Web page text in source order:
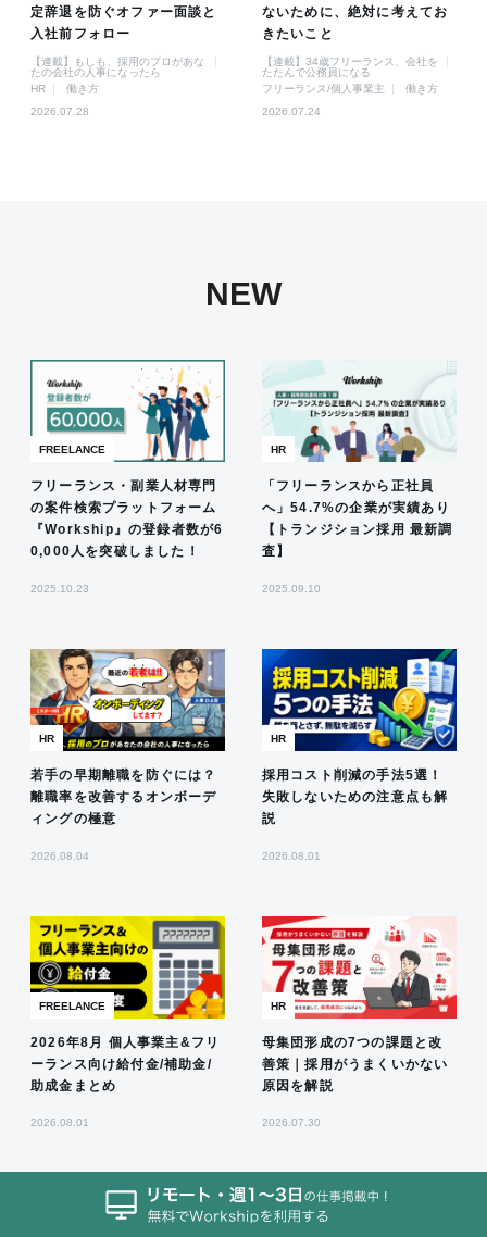
定辞退を防ぐオファー面談と
入社前フォロー
【連載】もしも、採用のプロがあな
たの会社の人事になったら
HR
働き方
2026.07.28
ないために、絶対に考えてお
きたいこと
【連載】34歳フリーランス、会社を
たたんで公務員になる
フリーランス/個人事業主
働き方
2026.07.24
NEW
FREELANCE
フリーランス・副業人材専門
の案件検索プラットフォーム
『Workship』の登録者数が6
0,000人を突破しました！
2025.10.23
HR
「フリーランスから正社員
へ」54.7%の企業が実績あり
【トランジション採用 最新調
査】
2025.09.10
HR
若手の早期離職を防ぐには？
離職率を改善するオンボーデ
ィングの極意
2026.08.04
HR
採用コスト削減の手法5選！
失敗しないための注意点も解
説
2026.08.01
FREELANCE
2026年8月 個人事業主&フリ
ーランス向け給付金/補助金/
助成金まとめ
2026.08.01
HR
母集団形成の7つの課題と改
善策｜採用がうまくいかない
原因を解説
2026.07.30
MORE ARTICLES